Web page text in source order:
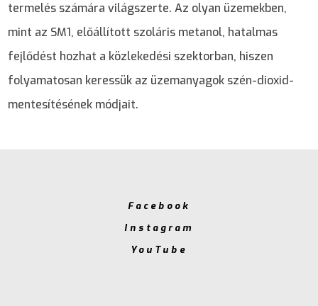
termelés számára világszerte. Az olyan üzemekben,
mint az SM1, előállított szoláris metanol, hatalmas
fejlődést hozhat a közlekedési szektorban, hiszen
folyamatosan keressük az üzemanyagok szén-dioxid-
mentesítésének módjait.
Facebook
Instagram
YouTube